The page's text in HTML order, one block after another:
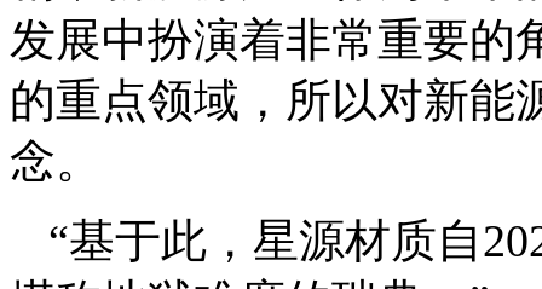
发展中扮演着非常重要的
的重点领域，所以对新能
念。
“基于此，星源材质自